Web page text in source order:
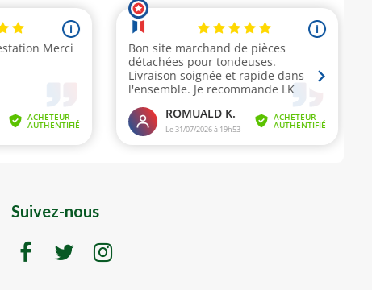
Suivez-nous